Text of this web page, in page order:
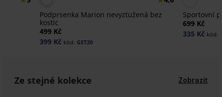
Podprsenka Marion nevyztužená bez
kostic
499 Kč
399 Kč kód: GET20
Sportovní
699 Kč
335 Kč kód:
Ze stejné kolekce Zobrazit